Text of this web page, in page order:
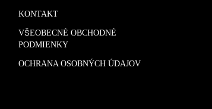
KONTAKT
VŠEOBECNÉ OBCHODNÉ
PODMIENKY
OCHRANA OSOBNÝCH ÚDAJOV